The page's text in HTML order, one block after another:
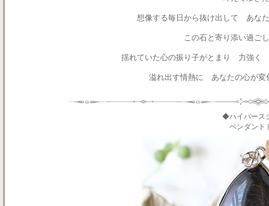
想像する毎日から抜け出して あな
この石と寄り添い過ご
揺れていた心の振り子がとまり 力強
溢れ出す情熱に あなたの心が変
◆ハイパース
ペンダント